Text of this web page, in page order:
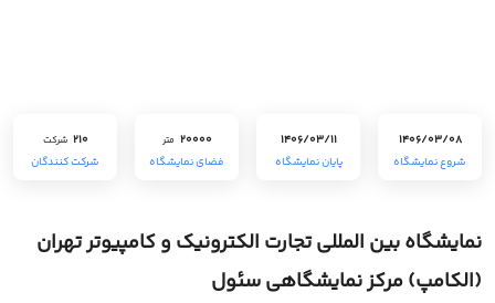
1406/03/08
شروع نمایشگاه
1406/03/11
پایان نمایشگاه
20000 متر
فضای نمایشگاه
210 شرکت
شرکت کنندگان
نمایشگاه بین المللی تجارت الکترونیک و کامپیوتر تهران
(الکامپ) مرکز نمایشگاهی سئول